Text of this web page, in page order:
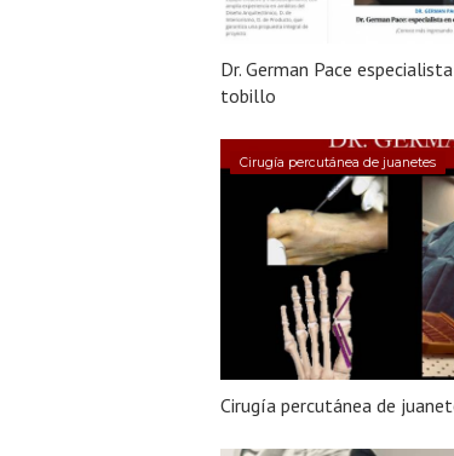
Dr. German Pace
tobillo
Cirugía percutánea de juanetes
Cirugía percutánea de